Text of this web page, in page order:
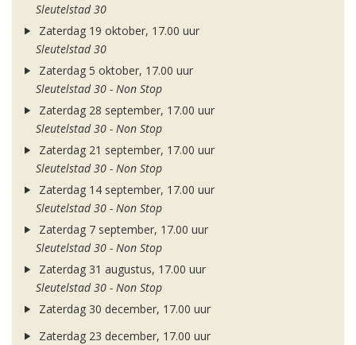
Sleutelstad 30
Zaterdag 19 oktober, 17.00 uur
Sleutelstad 30
Zaterdag 5 oktober, 17.00 uur
Sleutelstad 30 - Non Stop
Zaterdag 28 september, 17.00 uur
Sleutelstad 30 - Non Stop
Zaterdag 21 september, 17.00 uur
Sleutelstad 30 - Non Stop
Zaterdag 14 september, 17.00 uur
Sleutelstad 30 - Non Stop
Zaterdag 7 september, 17.00 uur
Sleutelstad 30 - Non Stop
Zaterdag 31 augustus, 17.00 uur
Sleutelstad 30 - Non Stop
Zaterdag 30 december, 17.00 uur
Zaterdag 23 december, 17.00 uur